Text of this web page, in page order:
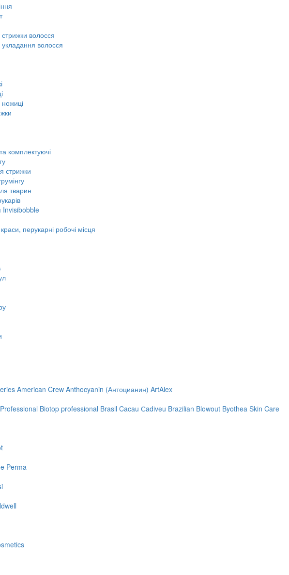
стрижки волосся
укладання волосся
ножиці
комплектуючі
стрижки
тварин
Invisibobble
перукарні робочі місця
American Crew Anthocyanin (Антоцианин) ArtAlex
Biotop professional Brasil Cacau Сadiveu Brazilian Blowout Byothea Skin Care
Perma